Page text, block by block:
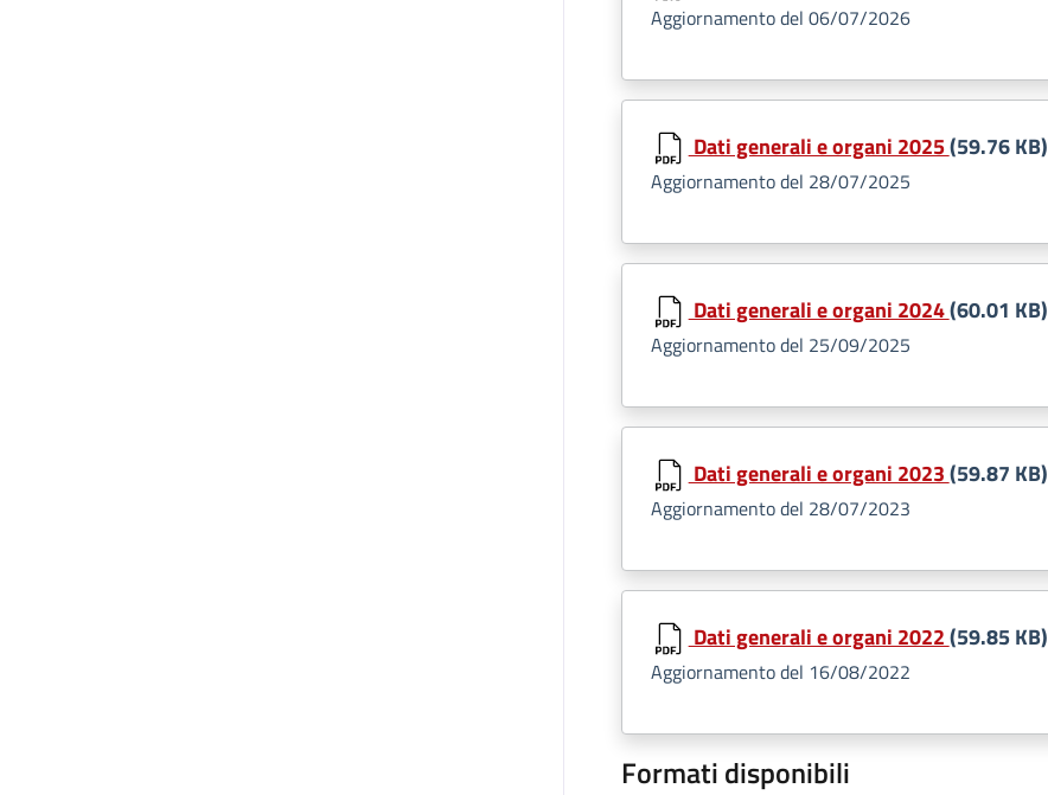
Aggiornamento del 06/07/2026
Dati generali e organi 2025(59.76 KB)
Aggiornamento del 28/07/2025
Dati generali e organi 2024(60.01 KB)
Aggiornamento del 25/09/2025
Dati generali e organi 2023(59.87 KB)
Aggiornamento del 28/07/2023
Dati generali e organi 2022(59.85 KB)
Aggiornamento del 16/08/2022
Formati disponibili